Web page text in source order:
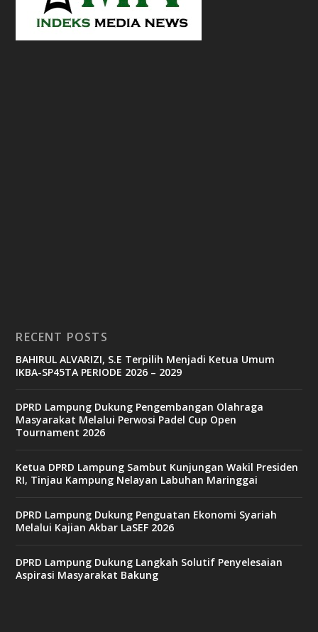
RECENT POSTS
BAHIRUL ALVARIZI, S.E Terpilih Menjadi Ketua Umum
IKBA-SP45TA PERIODE 2026 – 2029
DPRD Lampung Dukung Pengembangan Olahraga
Masyarakat Melalui Perwosi Padel Cup Open
Tournament 2026
Ketua DPRD Lampung Sambut Kunjungan Wakil Presiden
RI, Tinjau Kampung Nelayan Labuhan Maringgai
DPRD Lampung Dukung Penguatan Ekonomi Syariah
Melalui Kajian Akbar LaSEF 2026
DPRD Lampung Dukung Langkah Solutif Penyelesaian
Aspirasi Masyarakat Bakung